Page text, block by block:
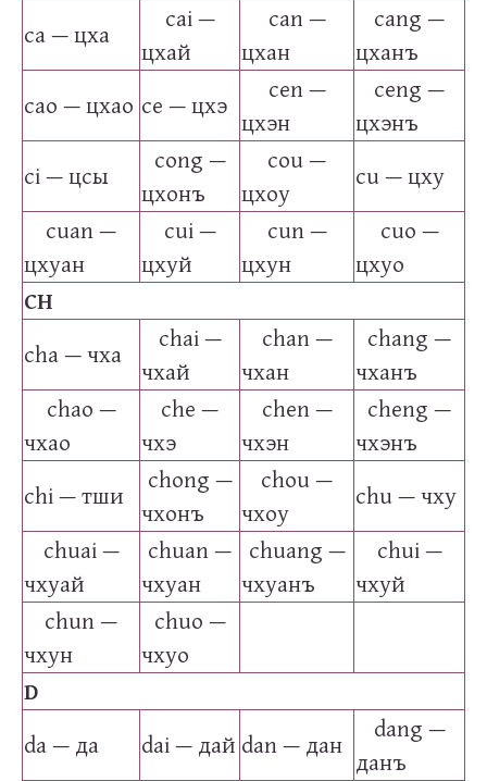
ca — цха
cai —
цхай
can —
цхан
cang —
цханъ
cao — цхао ce — цхэ
cen —
цхэн
ceng —
цхэнъ
ci — цсы
cong —
цхонъ
cou —
цхоу
cu — цху
cuan —
цхуан
cui —
цхуй
cun —
цхун
cuo —
цхуо
CH
cha — чха
chai —
чхай
chan —
чхан
chang —
чханъ
chao —
чхао
che —
чхэ
chen —
чхэн
cheng —
чхэнъ
chi — тши
chong —
чхонъ
chou —
чхоу
chu — чху
chuai —
чхуай
chuan —
чхуан
chuang —
чхуанъ
chui —
чхуй
chun —
чхун
chuo —
чхуо
D
da — да
dai — дай dan — дан
dang —
данъ